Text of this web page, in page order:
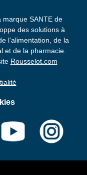
marque SANTE de
des solutions à
l’alimentation, de la
et de la pharmacie.
Rousselot.com